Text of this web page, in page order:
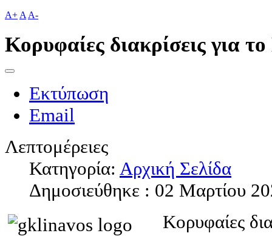
A+ A A-
Κορυφαίες διακρίσεις για
Εκτύπωση
Email
Λεπτομέρειες
Κατηγορία: Αρχική Σελίδα
Δημοσιεύθηκε : 02 Μαρτίου
Κορυφαίες